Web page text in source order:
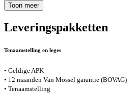
Toon meer
Leveringspakketten
Tenaamstelling en leges
• Geldige APK
• 12 maanden Van Mossel garantie (BOVAG)
• Tenaamstelling